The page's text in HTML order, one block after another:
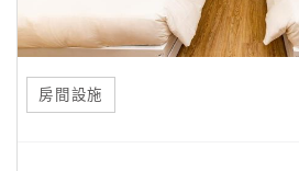
房間設施